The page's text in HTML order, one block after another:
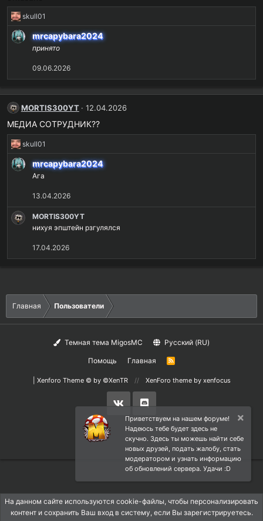
Р
а
и
:
skull01
mrcapybara2024
принято
09.06.2026
MORTIS300YT 12.04.2026
МЕДИА СОТРУДНИК??
Р
а
и
:
skull01
mrcapybara2024
Ага
13.04.2026
MORTIS300YT
нихуя эпштейн рзгулялся
17.04.2026
Главная Пользователи
Темная тема MigosMC Русский (RU)
Помощь Главная
R
Xenforo Theme© by ©XenTR XenForo themeby xenfocus
Приветствуем на нашем форуме!
Надеюсь тебе будет здесь не
скучно. Здесь ты можешь найти себе
новых друзей, подать жалобу, стать
модератором и узнать информацию
об обновлений сервера. Удачи :D
На данном сайте используются cookie-файлы, чтобы персонализировать
контент и сохранить Ваш вход в систему, если Вы зарегистрируетесь.